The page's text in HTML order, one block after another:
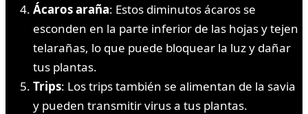
Ácaros araña: Estos diminutos ácaros se
esconden en la parte inferior de las hojas y tejen
telarañas, lo que puede bloquear la luz y dañar
tus plantas.
Trips: Los trips también se alimentan de la savia
y pueden transmitir virus a tus plantas.